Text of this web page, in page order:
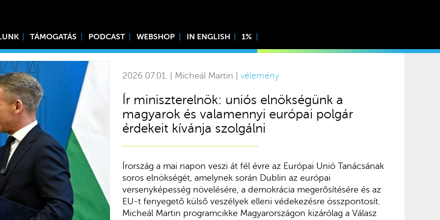
TÁMOGATÁS PODCAST WEBSHOP IN ENGLISH 1%
2026.07.01. | Micheál Martin | vélemény
Ír miniszterelnök: uniós elnökségünk a
magyarok és valamennyi európai polgár
érdekeit kívánja szolgálni
Írország a mai napon veszi át fél évre az Európai Unió Tanácsának
soros elnökségét, amelynek során Dublin az európai
versenyképesség növelésére, a demokrácia megerősítésére és az
EU-t fenyegető külső veszélyek elleni védekezésre összpontosít.
Micheál Martin programcikke Magyarországon kizárólag a Válasz